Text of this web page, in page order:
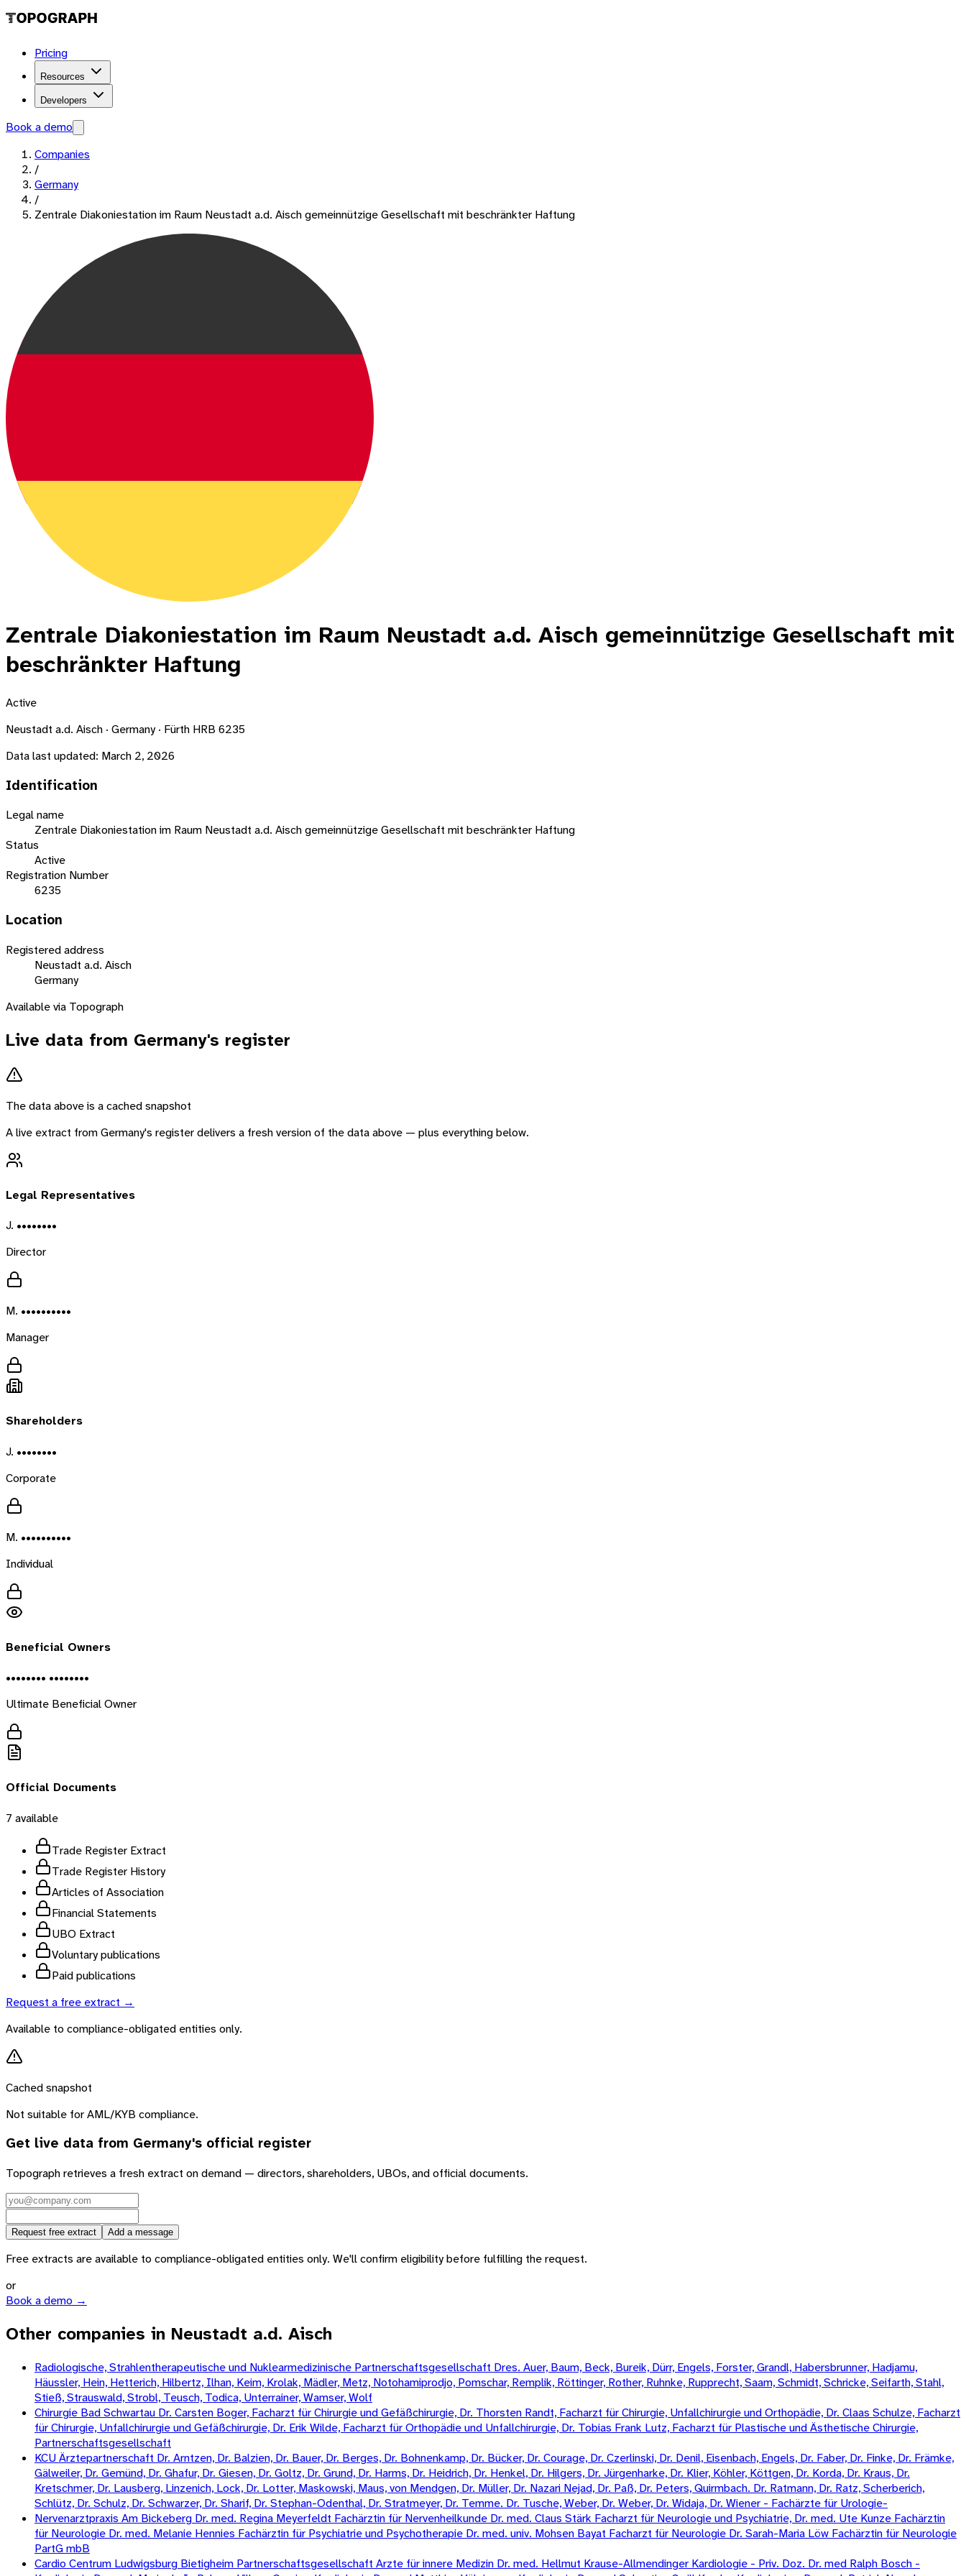
Pricing
Resources
Developers
Book a demo
Companies
/
Germany
/
Zentrale Diakoniestation im Raum Neustadt a.d. Aisch gemeinnützige Gesellschaft mit beschränkter Haftung
Zentrale Diakoniestation im Raum Neustadt a.d. Aisch gemeinnützige Gesellschaft mit
beschränkter Haftung
Active
Neustadt a.d. Aisch · Germany · Fürth HRB 6235
Data last updated: March 2, 2026
Identification
Legal name
Zentrale Diakoniestation im Raum Neustadt a.d. Aisch gemeinnützige Gesellschaft mit beschränkter Haftung
Status
Active
Registration Number
6235
Location
Registered address
Neustadt a.d. Aisch
Germany
Available via Topograph
Live data from Germany's register
The data above is a cached snapshot
A live extract fromGermany's register delivers a fresh version of the data above — plus everything below.
Legal Representatives
J. ••••••••
Director
M. ••••••••••
Manager
Shareholders
J. ••••••••
Corporate
M. ••••••••••
Individual
Beneficial Owners
•••••••• ••••••••
Ultimate Beneficial Owner
Official Documents
7 available
Trade Register Extract
Trade Register History
Articles of Association
Financial Statements
UBO Extract
Voluntary publications
Paid publications
Request a free extract →
Available to compliance-obligated entities only.
Cached snapshot
Not suitable for AML/KYB compliance.
Get live data from Germany's official register
Topograph retrieves a fresh extract on demand — directors, shareholders, UBOs, and official documents.
Request free extract Add a message
Free extracts are available to compliance-obligated entities only. We'll confirm eligibility before fulfilling the request.
or
Book a demo →
Other companies in Neustadt a.d. Aisch
Radiologische, Strahlentherapeutische und Nuklearmedizinische Partnerschaftsgesellschaft Dres. Auer, Baum, Beck, Bureik, Dürr, Engels, Forster, Grandl, Habersbrunner, Hadjamu,
Häussler, Hein, Hetterich, Hilbertz, Ilhan, Keim, Krolak, Mädler, Metz, Notohamiprodjo, Pomschar, Remplik, Röttinger, Rother, Ruhnke, Rupprecht, Saam, Schmidt, Schricke, Seifarth, Stahl,
Stieß, Strauswald, Strobl, Teusch, Todica, Unterrainer, Wamser, Wolf
Chirurgie Bad Schwartau Dr. Carsten Boger, Facharzt für Chirurgie und Gefäßchirurgie, Dr. Thorsten Randt, Facharzt für Chirurgie, Unfallchirurgie und Orthopädie, Dr. Claas Schulze, Facharzt
für Chirurgie, Unfallchirurgie und Gefäßchirurgie, Dr. Erik Wilde, Facharzt für Orthopädie und Unfallchirurgie, Dr. Tobias Frank Lutz, Facharzt für Plastische und Ästhetische Chirurgie,
Partnerschaftsgesellschaft
KCU Ärztepartnerschaft Dr. Arntzen, Dr. Balzien, Dr. Bauer, Dr. Berges, Dr. Bohnenkamp, Dr. Bücker, Dr. Courage, Dr. Czerlinski, Dr. Denil, Eisenbach, Engels, Dr. Faber, Dr. Finke, Dr. Främke,
Gälweiler, Dr. Gemünd, Dr. Ghafur, Dr. Giesen, Dr. Goltz, Dr. Grund, Dr. Harms, Dr. Heidrich, Dr. Henkel, Dr. Hilgers, Dr. Jürgenharke, Dr. Klier, Köhler, Köttgen, Dr. Korda, Dr. Kraus, Dr.
Kretschmer, Dr. Lausberg, Linzenich, Lock, Dr. Lotter, Maskowski, Maus, von Mendgen, Dr. Müller, Dr. Nazari Nejad, Dr. Paß, Dr. Peters, Quirmbach. Dr. Ratmann, Dr. Ratz, Scherberich,
Schlütz, Dr. Schulz, Dr. Schwarzer, Dr. Sharif, Dr. Stephan-Odenthal, Dr. Stratmeyer, Dr. Temme. Dr. Tusche, Weber, Dr. Weber, Dr. Widaja, Dr. Wiener - Fachärzte für Urologie-
Nervenarztpraxis Am Bickeberg Dr. med. Regina Meyerfeldt Fachärztin für Nervenheilkunde Dr. med. Claus Stärk Facharzt für Neurologie und Psychiatrie, Dr. med. Ute Kunze Fachärztin
für Neurologie Dr. med. Melanie Hennies Fachärztin für Psychiatrie und Psychotherapie Dr. med. univ. Mohsen Bayat Facharzt für Neurologie Dr. Sarah-Maria Löw Fachärztin für Neurologie
PartG mbB
Cardio Centrum Ludwigsburg Bietigheim Partnerschaftsgesellschaft Arzte für innere Medizin Dr. med. Hellmut Krause-Allmendinger Kardiologie - Priv. Doz. Dr. med Ralph Bosch -